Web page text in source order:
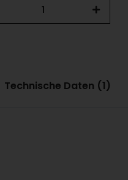
Technische Daten (1)